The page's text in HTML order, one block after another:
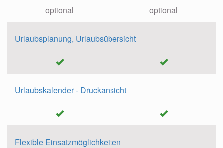
optional optional
Urlaubsplanung, Urlaubsübersicht
Urlaubskalender - Druckansicht
Flexible Einsatzmöglichkeiten